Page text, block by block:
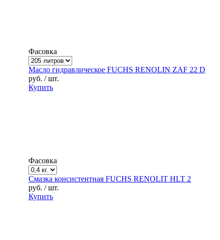
Фасовка
Масло гидравлическое FUCHS RENOLIN ZAF 22 D
руб. / шт.
Купить
Фасовка
Смазка консистентная FUCHS RENOLIT HLT 2
руб. / шт.
Купить